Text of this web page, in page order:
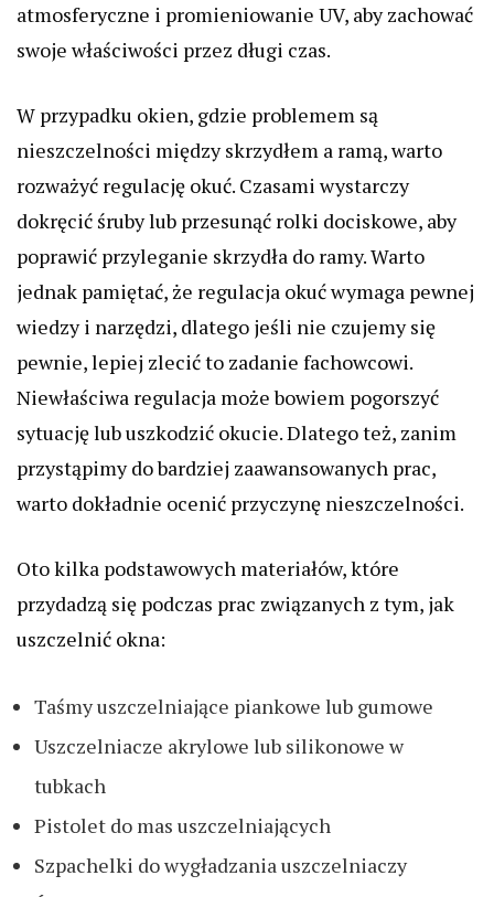
atmosferyczne i promieniowanie UV, aby zachować
swoje właściwości przez długi czas.
W przypadku okien, gdzie problemem są
nieszczelności między skrzydłem a ramą, warto
rozważyć regulację okuć. Czasami wystarczy
dokręcić śruby lub przesunąć rolki dociskowe, aby
poprawić przyleganie skrzydła do ramy. Warto
jednak pamiętać, że regulacja okuć wymaga pewnej
wiedzy i narzędzi, dlatego jeśli nie czujemy się
pewnie, lepiej zlecić to zadanie fachowcowi.
Niewłaściwa regulacja może bowiem pogorszyć
sytuację lub uszkodzić okucie. Dlatego też, zanim
przystąpimy do bardziej zaawansowanych prac,
warto dokładnie ocenić przyczynę nieszczelności.
Oto kilka podstawowych materiałów, które
przydadzą się podczas prac związanych z tym, jak
uszczelnić okna:
Taśmy uszczelniające piankowe lub gumowe
Uszczelniacze akrylowe lub silikonowe w
tubkach
Pistolet do mas uszczelniających
Szpachelki do wygładzania uszczelniaczy